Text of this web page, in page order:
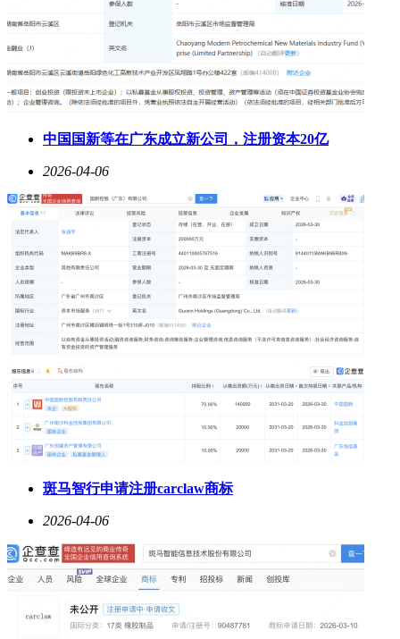
中国国新等在广东成立新公司，注册资本20亿
2026-04-06
斑马智行申请注册carclaw商标
2026-04-06